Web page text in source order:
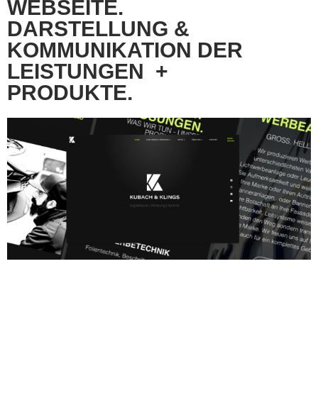
WEBSEITE.
DARSTELLUNG &
KOMMUNIKATION DER
LEISTUNGEN +
PRODUKTE.